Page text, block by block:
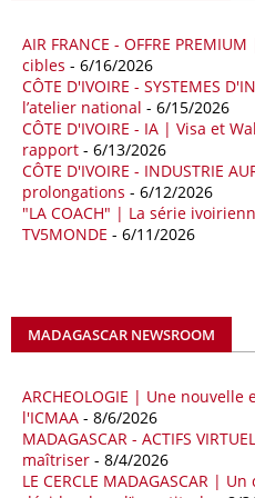
18/04/26 ALGERIE - BP
La multinationale BP signe son
prospection d’hydrocarbures dans
par l’Agence nationale pour la
hydrocarbures (ALNAFT).
avril par l’institution, intervient dans
de l’exploration. Le périmètre
l’est du pays jugée peu explorée
lancer ses premières opérations de
18/04/26 OUGANDA - CITIBANK
américaine Citibank pour arranger
nécessaires à la construction du
(SGR) qui devrait relier la capitale
Kenya, pour un investissement de
de dollars). Selon le secrétaire
AIR FRANCE - OFFRE
cibles - 6/16/2026
CÔTE D'IVOIRE - SYSTEMES
l’atelier national - 6/15/2026
CÔTE D'IVOIRE - IA | Visa et
rapport - 6/13/2026
CÔTE D'IVOIRE - INDUSTRIE
prolongations - 6/12/2026
"LA COACH" | La série
TV5MONDE - 6/11/2026
MADAGASCAR NEWSROOM
ARCHEOLOGIE | Une nouvelle
l'ICMAA - 8/6/2026
MADAGASCAR - ACTIFS
maîtriser - 8/4/2026
LE CERCLE MADAGASCAR |